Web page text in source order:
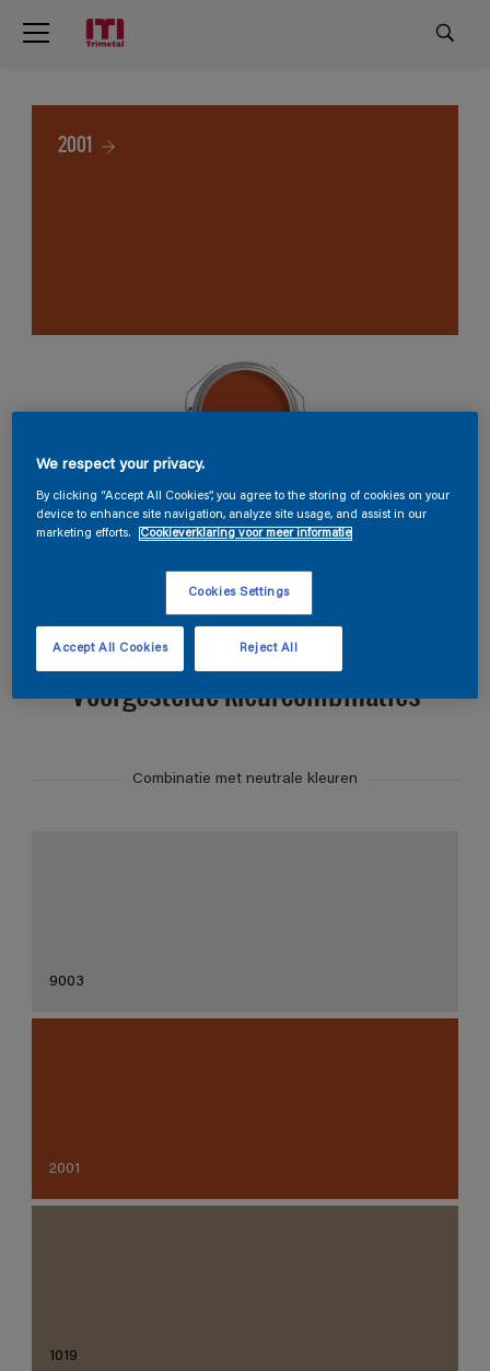
2001
Zoek producten in deze kleur
Bestellen in deze kleur
Voorgestelde kleurcombinaties
Combinatie met neutrale kleuren
9003
2001
1019
We respect your privacy.
By clicking “Accept All Cookies”, you agree to the storing of cookies on your
device to enhance site navigation, analyze site usage, and assist in our
marketing efforts.
Cookieverklaring voor meer informatie
Cookies Settings
Reject All
Accept All Cookies